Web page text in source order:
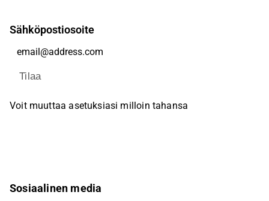
Sähköpostiosoite
Tilaa
Voit muuttaa asetuksiasi milloin tahansa
Sosiaalinen media